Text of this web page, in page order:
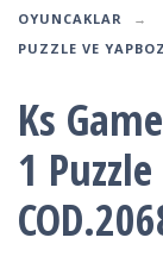
OYUNCAKLAR
PUZZLE VE
Ks
1